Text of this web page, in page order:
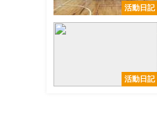
活動日記
活動日記